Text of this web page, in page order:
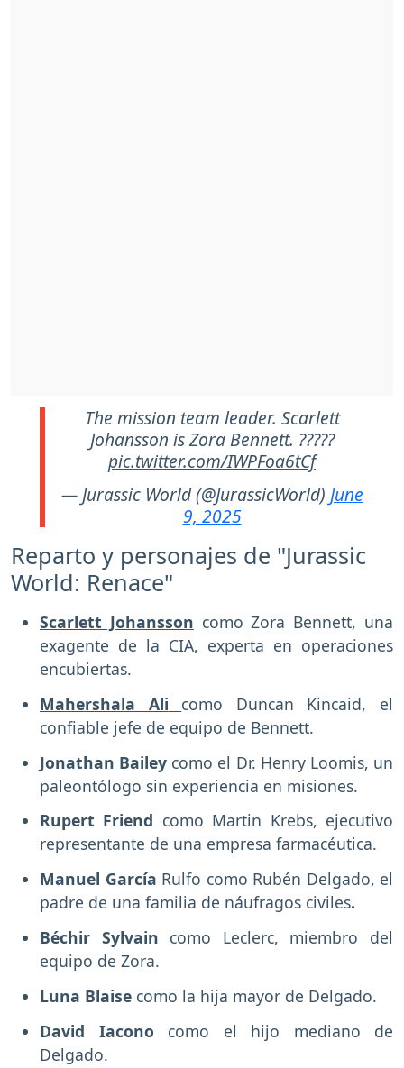
The mission team leader. Scarlett
Johansson is Zora Bennett. ?????
pic.twitter.com/IWPFoa6tCf
— Jurassic World (@JurassicWorld) June
9, 2025
Reparto y personajes de "Jurassic
World: Renace"
Scarlett Johansson como Zora Bennett, una
exagente de la CIA, experta en operaciones
encubiertas.
Mahershala Ali
como Duncan Kincaid, el
confiable jefe de equipo de Bennett.
Jonathan Bailey como el Dr. Henry Loomis, un
paleontólogo sin experiencia en misiones.
Rupert Friend como Martin Krebs, ejecutivo
representante de una empresa farmacéutica.
Manuel García Rulfo como Rubén Delgado, el
padre de una familia de náufragos civiles.
Béchir Sylvain como Leclerc, miembro del
equipo de Zora.
Luna Blaise como la hija mayor de Delgado.
David Iacono como el hijo mediano de
Delgado.